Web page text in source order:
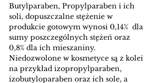
Butylparaben, Propylparaben i ich
soli, dopuszczalne stężenie w
produkcie gotowym wynosi 0,14%  dla
sumy poszczególnych stężeń oraz
0,8% dla ich mieszaniny.
Niedozwolone w kosmetyce są z kolei
na przykład izopropylparaben,
izobutyloparaben oraz ich sole, a